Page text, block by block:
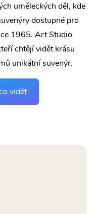
uměleckých děl, kde
dostupné pro
1965. Art Studio
chtějí vidět krásu
unikátní suvenýr.
vidět